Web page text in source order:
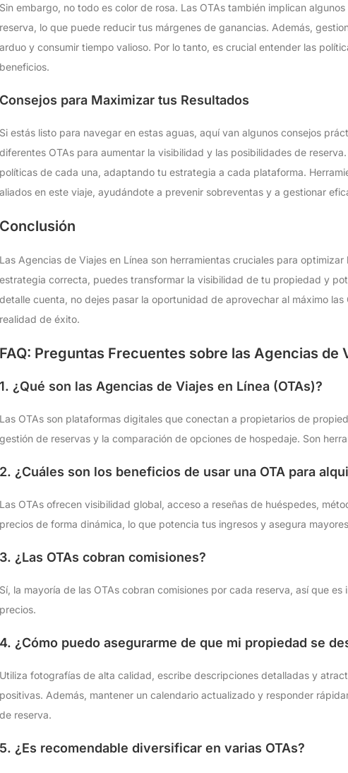
Sin embargo, no todo es color de rosa. Las OTAs también implican
reserva, lo que puede reducir tus márgenes de ganancias. Además,
arduo y consumir tiempo valioso. Por lo tanto, es crucial entender las
beneficios.
Consejos para Maximizar tus Resultados
Si estás listo para navegar en estas aguas, aquí van algunos consejos
diferentes OTAs para aumentar la visibilidad y las posibilidades de
políticas de cada una, adaptando tu estrategia a cada plataforma.
aliados en este viaje, ayudándote a prevenir sobreventas y a gestionar
Conclusión
Las Agencias de Viajes en Línea son herramientas cruciales para
estrategia correcta, puedes transformar la visibilidad de tu propiedad y
detalle cuenta, no dejes pasar la oportunidad de aprovechar al máximo
realidad de éxito.
FAQ: Preguntas Frecuentes sobre las Agencias de
1. ¿Qué son las Agencias de Viajes en Línea (OTAs)?
Las OTAs son plataformas digitales que conectan a propietarios de
gestión de reservas y la comparación de opciones de hospedaje. Son
2. ¿Cuáles son los beneficios de usar una OTA para
Las OTAs ofrecen visibilidad global, acceso a reseñas de huéspedes,
precios de forma dinámica, lo que potencia tus ingresos y asegura
3. ¿Las OTAs cobran comisiones?
Sí, la mayoría de las OTAs cobran comisiones por cada reserva, así que
precios.
4. ¿Cómo puedo asegurarme de que mi propiedad se
Utiliza fotografías de alta calidad, escribe descripciones detalladas y
positivas. Además, mantener un calendario actualizado y responder
de reserva.
5. ¿Es recomendable diversificar en varias OTAs?